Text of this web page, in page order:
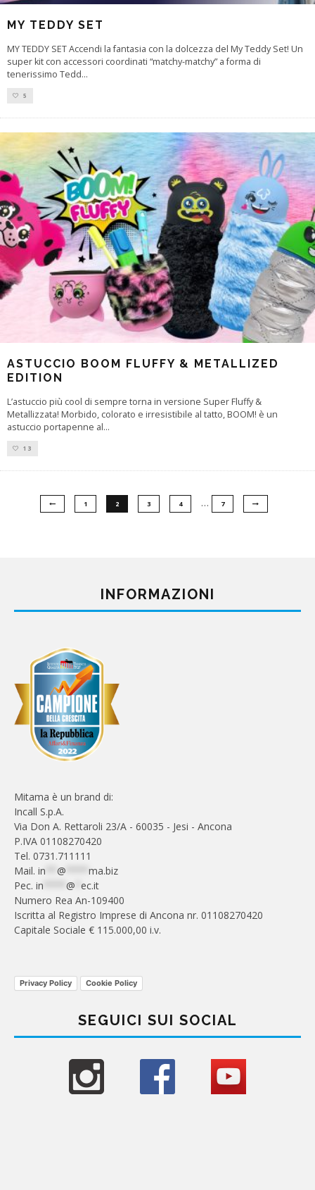
MY TEDDY SET
MY TEDDY SET Accendi la fantasia con la dolcezza del My Teddy Set! Un
super kit con accessori coordinati “matchy-matchy” a forma di
tenerissimo Tedd...
5
ASTUCCIO BOOM FLUFFY & METALLIZED
EDITION
L’astuccio più cool di sempre torna in versione Super Fluffy &
Metallizzata! Morbido, colorato e irresistibile al tatto, BOOM! è un
astuccio portapenne al...
13
1 2 3 4 … 7
INFORMAZIONI
Mitama è un brand di:
Incall S.p.A.
Via Don A. Rettaroli 23/A - 60035 - Jesi - Ancona
P.IVA 01108270420
Tel. 0731.711111
Mail. in @
ma.biz
Pec. in @ ec.it
Numero Rea An-109400
Iscritta al Registro Imprese di Ancona nr. 01108270420
Capitale Sociale € 115.000,00 i.v.
Privacy Policy Cookie Policy
SEGUICI SUI SOCIAL